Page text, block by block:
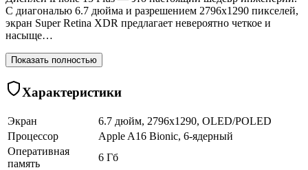
С диагональю 6.7 дюйма и разрешением 2796x1290 пикселей,
экран Super Retina XDR предлагает невероятно четкое и
насыще…
Показать полностью
Характеристики
Экран
6.7 дюйм, 2796x1290, OLED/POLED
Процессор
Apple A16 Bionic, 6-ядерный
Оперативная
память
6 Гб